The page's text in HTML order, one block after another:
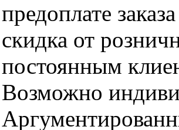
предоплате
скидка от
постоянным
Возможно